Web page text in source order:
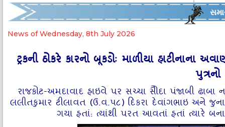
News of Wednesday, 8th July 2026
ટ્રકની ઠોકરે કારનો બૂકડોઃ માળીયા હાટીનાના
રાજકોટ-અમદાવાદ હાઇવે પર સચ્‍ચા સોૈદા પંજાબી ઢાબા
લલીતકુમાર ટીલાવત (ઉ.વ.૫૮) દિકરા દેવાંગભાઇ અને
ગયા હતાં: ત્‍યાંથી પરત આવતાં હતાં ત્‍યારે